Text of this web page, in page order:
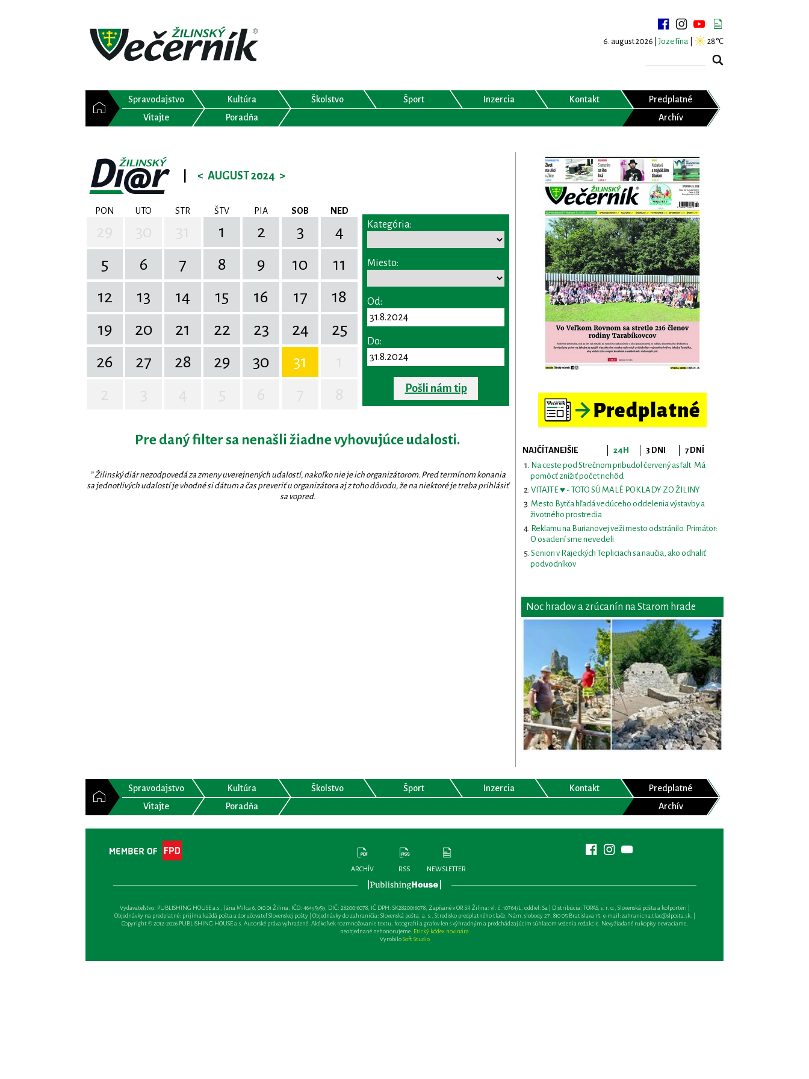
6. august 2026 | Jozefína 28°C
Spravodajstvo Kultúra Školstvo Šport Inzercia Kontakt
Predplatné
Vitajte
Poradňa Archív
< AUGUST 2024 >
PON UTO STR ŠTV PIA SOB NED
1 2 3
4
5
6 7 8 9 10
11
12
13 14 15 16 17
18
19
20 21 22 23 24
25
26
27 28 29 30 31
Kategória:
Miesto:
Od:
Do:
Pošli nám tip
Pre daný filter sa nenašli žiadne vyhovujúce udalosti.
* Žilinský diár nezodpovedá za zmeny uverejnených udalostí, nakoľko nie je ich organizátorom. Pred termínom konania
sa jednotlivých udalostí je vhodné si dátum a čas preveriť u organizátora aj z toho dôvodu, že na niektoré je treba prihlásiť
sa vopred.
NAJČÍTANEJŠIE 24H 3 DNI
7 DNÍ
Na ceste pod Strečnom pribudol červený asfalt. Má
pomôcť znížiť počet nehôd
VITAJTE ♥ - TOTO SÚ MALÉ POKLADY ZO ŽILINY
Mesto Bytča hľadá vedúceho oddelenia výstavby a
životného prostredia
Reklamu na Burianovej veži mesto odstránilo. Primátor:
O osadení sme nevedeli
Seniori v Rajeckých Tepliciach sa naučia, ako odhaliť
podvodníkov
Noc hradov a zrúcanín na Starom hrade
Spravodajstvo Kultúra Školstvo Šport Inzercia Kontakt
Predplatné
Vitajte
Poradňa Archív
ARCHÍV RSS NEWSLETTER
Vydavateľsťvo: PUBLISHING HOUSE a.s., Jána Milca 6, 010 01 Žilina, IČO: 46495959, DIČ: 2820016078, IČ DPH: SK2820016078, Zapísané v OR SR Žilina: vl. č. 10764/L, oddiel: Sa | Distribúcia: TOPAS, s. r. o., Slovenská pošta a kolportéri |
Objednávky na predplatné: prijíma každá pošta a doručovateľ Slovenskej pošty | Objednávky do zahraničia: Slovenská pošta, a. s., Stredisko predplatného tlače, Nám. slobody 27, 810 05 Bratislava 15, e-mail:zahranicna.tlac@slposta.sk. |
Copyright © 2012-2026 PUBLISHING HOUSE a.s. Autorské práva vyhradené. Akékoľvek rozmnožovanie textu, fotografií a grafov len s výhradným a predchádzajúcim súhlasom vedenia redakcie. Nevyžiadané rukopisy nevraciame,
neobjednané nehonorujeme. Etický kódex novinára
VyrobiloSoft Studio